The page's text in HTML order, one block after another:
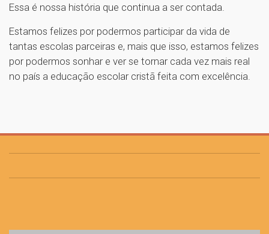
Essa é nossa história que continua a ser contada.
Estamos felizes por podermos participar da vida de
tantas escolas parceiras e, mais que isso, estamos felizes
por podermos sonhar e ver se tornar cada vez mais real
no país a educação escolar cristã feita com excelência.